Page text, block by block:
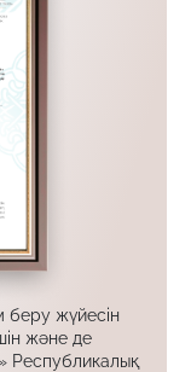
беру жүйесін
және де
Республикалық